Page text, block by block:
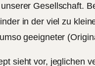
Gesellschaft.
in der viel zu
geeigneter
sieht vor, jeglichen